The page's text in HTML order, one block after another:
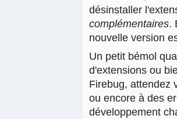
désinstaller
complémentaires.
nouvelle version
Un petit bémol
d'extensions ou
Firebug, attendez
ou encore à des
développement